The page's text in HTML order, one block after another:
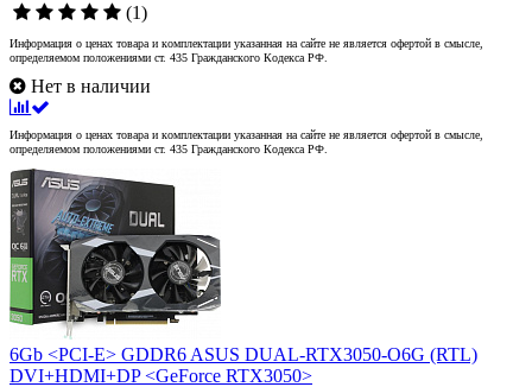
(1)
Информация о ценах товара и комплектации указанная на сайте не является офертой в смысле,
определяемом положениями ст. 435 Гражданского Кодекса РФ.
Нет в наличии
Информация о ценах товара и комплектации указанная на сайте не является офертой в смысле,
определяемом положениями ст. 435 Гражданского Кодекса РФ.
6Gb <PCI-E> GDDR6 ASUS DUAL-RTX3050-O6G (RTL)
DVI+HDMI+DP <GeForce RTX3050>